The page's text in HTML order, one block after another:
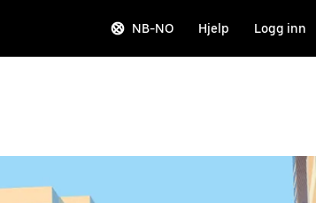
NB-NO Hjelp Logg inn